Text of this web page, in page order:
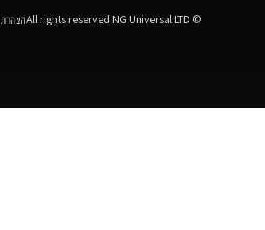
© All rights reserved NG Universal LTD הצהרת